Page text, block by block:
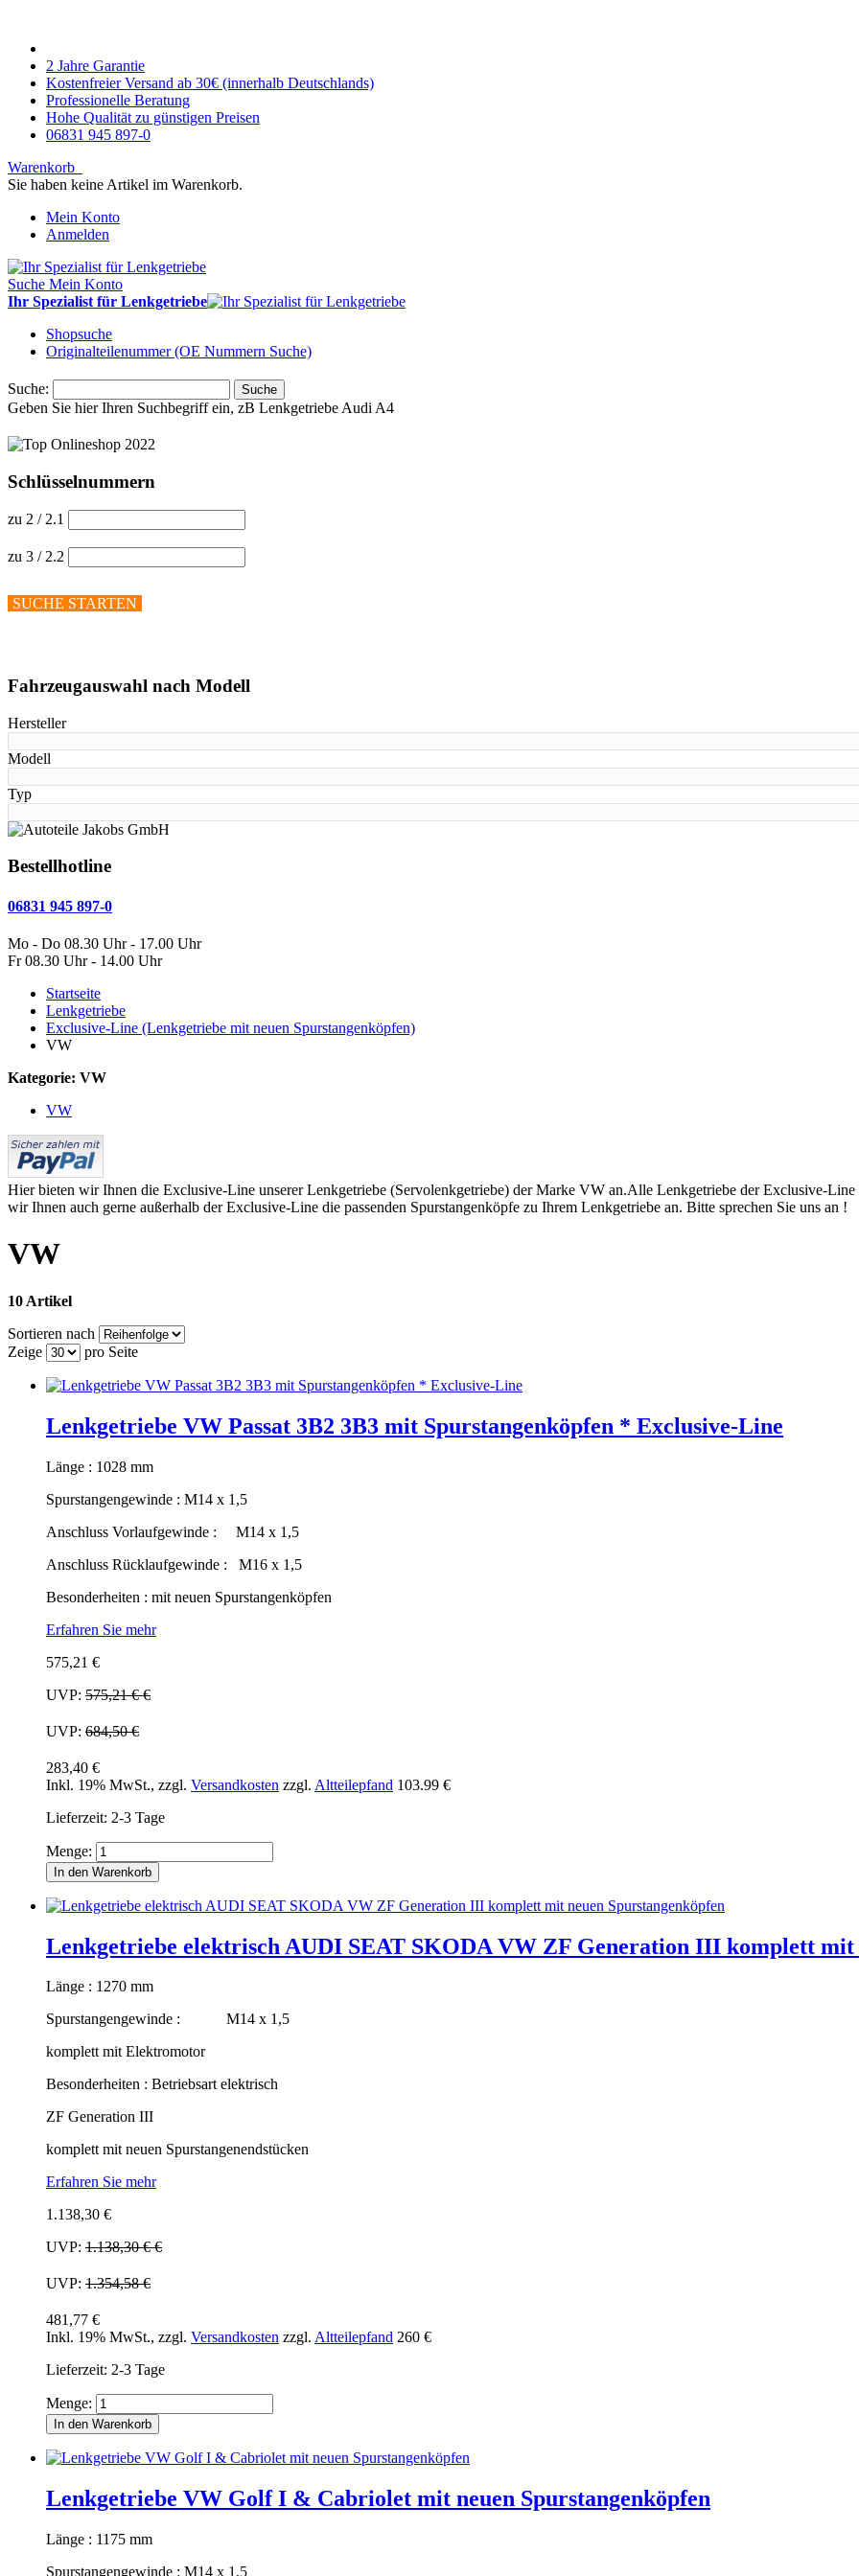
2 Jahre Garantie
Kostenfreier Versand ab 30€ (innerhalb Deutschlands)
Professionelle Beratung
Hohe Qualität zu günstigen Preisen
06831 945 897-0
Warenkorb
Sie haben keine Artikel im Warenkorb.
Mein Konto
Anmelden
Suche Mein Konto
Ihr Spezialist für Lenkgetriebe
Shopsuche
Originalteilenummer (OE Nummern Suche)
Suche: Suche
Geben Sie hier Ihren Suchbegriff ein, zB Lenkgetriebe Audi A4
Schlüsselnummern
zu 2 / 2.1
zu 3 / 2.2
SUCHE STARTEN
Fahrzeugauswahl nach Modell
Hersteller
Modell
Typ
Bestellhotline
06831 945 897-0
Mo - Do 08.30 Uhr - 17.00 Uhr
Fr 08.30 Uhr - 14.00 Uhr
Startseite
Lenkgetriebe
Exclusive-Line (Lenkgetriebe mit neuen Spurstangenköpfen)
VW
Kategorie: VW
VW
Hier bieten wir Ihnen die Exclusive-Line unserer Lenkgetriebe (Servolenkgetriebe) der Marke VW an.Alle Lenkgetriebe der Exclusive-
wir Ihnen auch gerne außerhalb der Exclusive-Line die passenden Spurstangenköpfe zu Ihrem Lenkgetriebe an. Bitte sprechen Sie uns an !
VW
10 Artikel
Sortieren nach
Zeige
pro Seite
Lenkgetriebe VW Passat 3B2 3B3 mit Spurstangenköpfen * Exclusive-Line
Länge : 1028 mm
Spurstangengewinde : M14 x 1,5
Anschluss Vorlaufgewinde : M14 x 1,5
Anschluss Rücklaufgewinde : M16 x 1,5
Besonderheiten : mit neuen Spurstangenköpfen
Erfahren Sie mehr
575,21 €
UVP: 575,21 €€
UVP: 684,50 €
283,40 €
Inkl. 19% MwSt., zzgl. Versandkosten zzgl. Altteilepfand 103.99 €
Lieferzeit: 2-3 Tage
Menge:
In den Warenkorb
Lenkgetriebe elektrisch AUDI SEAT SKODA VW ZF Generation III komplett mit
Länge : 1270 mm
Spurstangengewinde : M14 x 1,5
komplett mit Elektromotor
Besonderheiten : Betriebsart elektrisch
ZF Generation III
komplett mit neuen Spurstangenendstücken
Erfahren Sie mehr
1.138,30 €
UVP: 1.138,30 €€
UVP: 1.354,58 €
481,77 €
Inkl. 19% MwSt., zzgl. Versandkosten zzgl. Altteilepfand 260 €
Lieferzeit: 2-3 Tage
Menge:
In den Warenkorb
Lenkgetriebe VW Golf I & Cabriolet mit neuen Spurstangenköpfen
Länge : 1175 mm
Spurstangengewinde : M14 x 1,5